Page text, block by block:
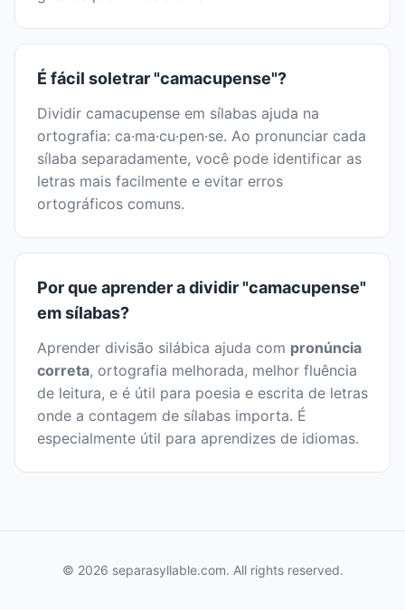
É fácil soletrar "camacupense"?
Dividir camacupense em sílabas ajuda na
ortografia: ca·ma·cu·pen·se. Ao pronunciar cada
sílaba separadamente, você pode identificar as
letras mais facilmente e evitar erros
ortográficos comuns.
Por que aprender a dividir "camacupense"
em sílabas?
Aprender divisão silábica ajuda com pronúncia
correta, ortografia melhorada, melhor fluência
de leitura, e é útil para poesia e escrita de letras
onde a contagem de sílabas importa. É
especialmente útil para aprendizes de idiomas.
© 2026 separasyllable.com. All rights reserved.